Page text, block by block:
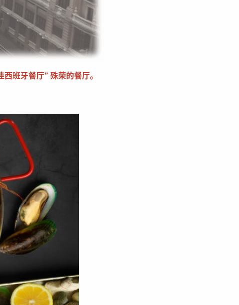
西班牙餐厅” 殊荣的餐厅。